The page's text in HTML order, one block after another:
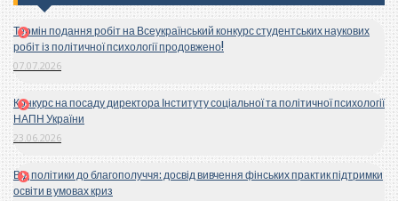
Термін подання робіт на Всеукраїнський конкурс студентських наукових
робіт із політичної психології продовжено!
07.07.2026
Конкурс на посаду директора Інституту соціальної та політичної психології
НАПН України
23.06.2026
Від політики до благополуччя: досвід вивчення фінських практик підтримки
освіти в умовах криз